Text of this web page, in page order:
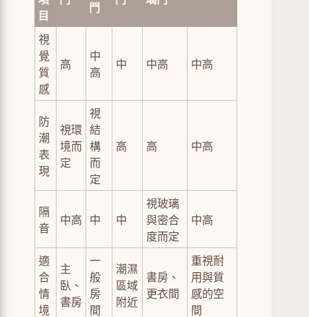
目
門
視
覺
質
感
高
中
高
中 中高 中高
防
潮
表
現
視環
境而
定
視
結
構
而
定
高 高 中高
隔
音
中高 中 中
視玻璃
與密合
度而定
中高
適
合
情
境
主
臥、
書房
一
般
房
間
潮濕
區域
附近
書房、
更衣間
重視耐
用與質
感的空
間